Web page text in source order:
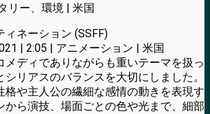
リー、環境 | 米国
ィネーション (SSFF)
| 2:05 | アニメーション | 米国
メディでありながらも重いテーマを扱っ
リアスのバランスを大切にしました。
格や主人公の繊細な感情の動きを表現す
から演技、場面ごとの色や光まで、細部